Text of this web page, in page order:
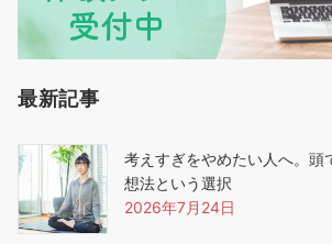
最新記事
考えすぎをやめたい人へ。頭
想法という選択
2026年7月24日